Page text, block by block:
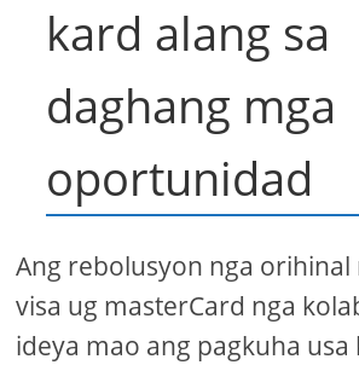
kard alang sa
daghang mga
oportunidad
Ang rebolusyon nga orihinal
visa ug masterCard nga
ideya mao ang pagkuha usa